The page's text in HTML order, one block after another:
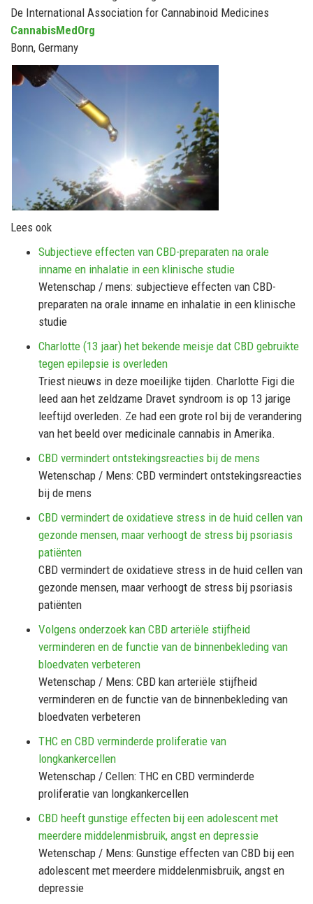
De International Association for Cannabinoid Medicines
CannabisMedOrg
Bonn, Germany
Lees ook
Subjectieve effecten van CBD-preparaten na orale
inname en inhalatie in een klinische studie
Wetenschap / mens: subjectieve effecten van CBD-
preparaten na orale inname en inhalatie in een klinische
studie
Charlotte (13 jaar) het bekende meisje dat CBD gebruikte
tegen epilepsie is overleden
Triest nieuws in deze moeilijke tijden. Charlotte Figi die
leed aan het zeldzame Dravet syndroom is op 13 jarige
leeftijd overleden. Ze had een grote rol bij de verandering
van het beeld over medicinale cannabis in Amerika.
CBD vermindert ontstekingsreacties bij de mens
Wetenschap / Mens: CBD vermindert ontstekingsreacties
bij de mens
CBD vermindert de oxidatieve stress in de huid cellen van
gezonde mensen, maar verhoogt de stress bij psoriasis
patiënten
CBD vermindert de oxidatieve stress in de huid cellen van
gezonde mensen, maar verhoogt de stress bij psoriasis
patiënten
Volgens onderzoek kan CBD arteriële stijfheid
verminderen en de functie van de binnenbekleding van
bloedvaten verbeteren
Wetenschap / Mens: CBD kan arteriële stijfheid
verminderen en de functie van de binnenbekleding van
bloedvaten verbeteren
THC en CBD verminderde proliferatie van
longkankercellen
Wetenschap / Cellen: THC en CBD verminderde
proliferatie van longkankercellen
CBD heeft gunstige effecten bij een adolescent met
meerdere middelenmisbruik, angst en depressie
Wetenschap / Mens: Gunstige effecten van CBD bij een
adolescent met meerdere middelenmisbruik, angst en
depressie